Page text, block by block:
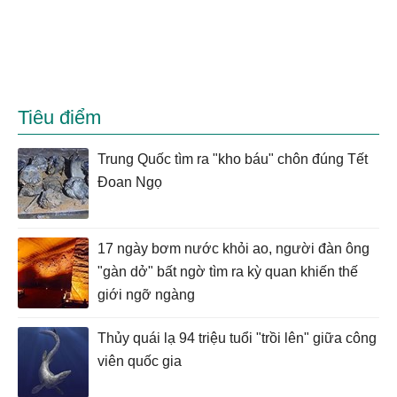
Tiêu điểm
Trung Quốc tìm ra "kho báu" chôn đúng Tết
Đoan Ngọ
17 ngày bơm nước khỏi ao, người đàn ông
"gàn dở" bất ngờ tìm ra kỳ quan khiến thế
giới ngỡ ngàng
Thủy quái lạ 94 triệu tuổi "trồi lên" giữa công
viên quốc gia